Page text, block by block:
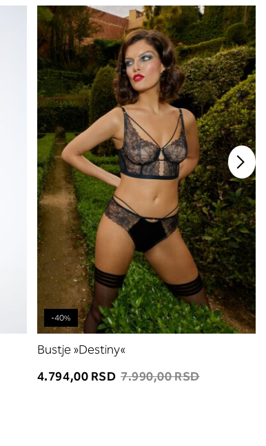
-40%
Bustje »Destiny«
4.794,00 RSD 7.990,00 RSD